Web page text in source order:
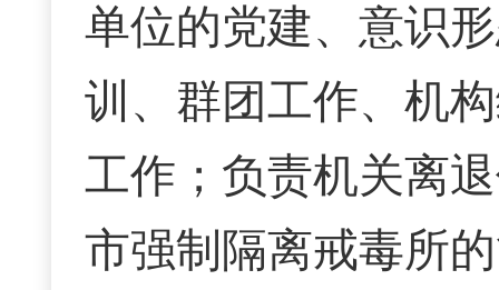
单位的党建、意识
训、群团工作、机
工作；负责机关离
市强制隔离戒毒所